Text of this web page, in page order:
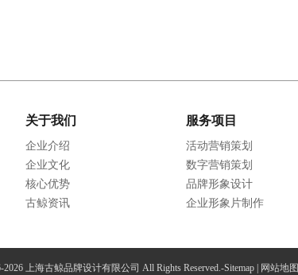
关于我们
企业介绍
企业文化
核心优势
古鲸资讯
服务项目
活动营销策划
数字营销策划
品牌形象设计
企业形象片制作
2026 上海古鲸品牌设计有限公司 All Rights Reserved.-Sitemap| 网站地图